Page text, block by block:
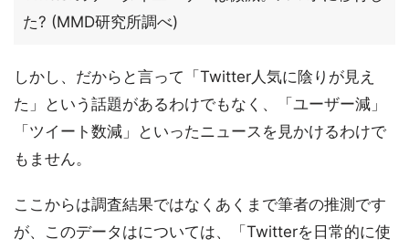
た? (MMD研究所調べ)
しかし、だからと言って「Twitter人気に陰りが見え
た」という話題があるわけでもなく、「ユーザー減」
「ツイート数減」といったニュースを見かけるわけで
もません。
ここからは調査結果ではなくあくまで筆者の推測です
が、このデータはについては、「Twitterを日常的に使